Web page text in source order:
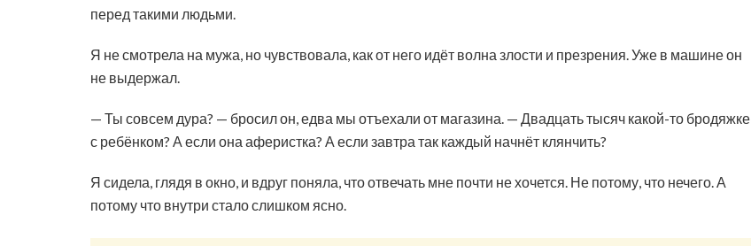
перед такими людьми.
Я не смотрела на мужа, но чувствовала, как от него идёт волна злости и презрения. Уже в машине он
не выдержал.
— Ты совсем дура? — бросил он, едва мы отъехали от магазина. — Двадцать тысяч какой-то бродяжке
с ребёнком? А если она аферистка? А если завтра так каждый начнёт клянчить?
Я сидела, глядя в окно, и вдруг поняла, что отвечать мне почти не хочется. Не потому, что нечего. А
потому что внутри стало слишком ясно.